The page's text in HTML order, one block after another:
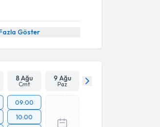
Göster
8 Ağu
Cmt
9 Ağu
Paz
09:00
10:00